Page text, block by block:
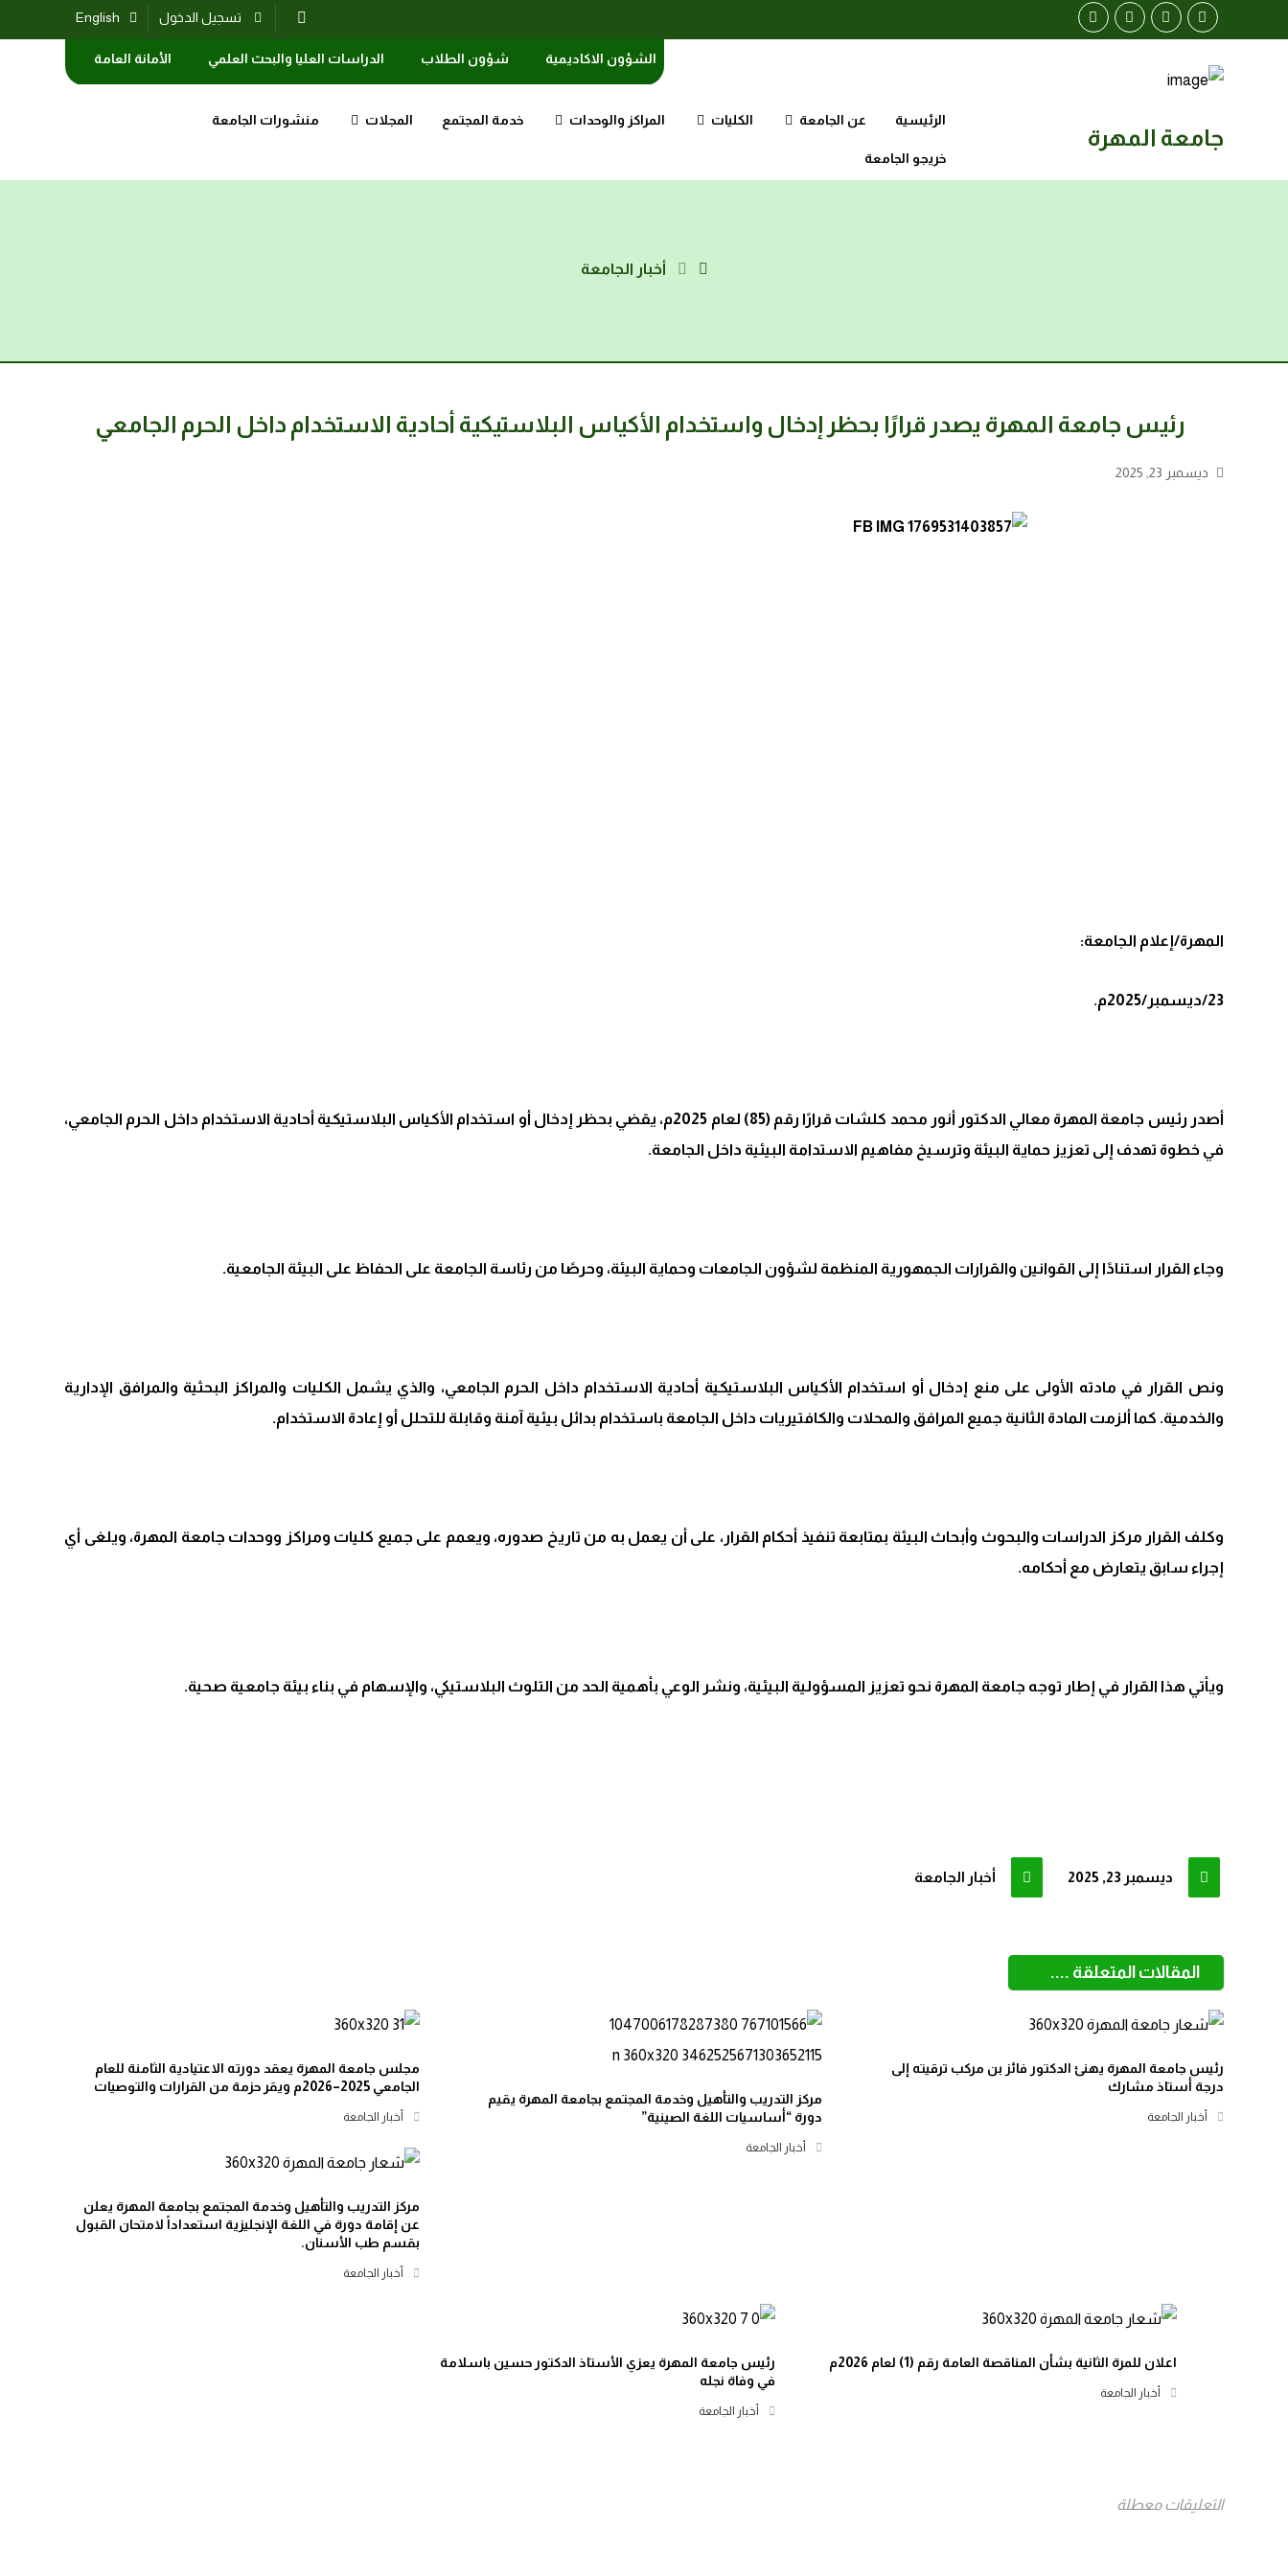
English تسجيل الدخول
الشؤون الاكاديمية شؤون الطلاب الدراسات العليا والبحث العلمي الأمانة العامة
جامعة المهرة
الرئيسية عن الجامعة الكليات المراكز والوحدات خدمة المجتمع المجلات منشورات الجامعة
خريجو الجامعة
أخبار الجامعة
رئيس جامعة المهرة يصدر قرارًا بحظر إدخال واستخدام الأكياس البلاستيكية أحادية الاستخدام داخل الحرم الجامعي
ديسمبر 23, 2025
المهرة/إعلام الجامعة:
23/ديسمبر/2025م.
أصدر رئيس جامعة المهرة معالي الدكتور أنور محمد كلشات قرارًا رقم (85) لعام 2025م، يقضي بحظر إدخال أو استخدام الأكياس البلاستيكية أحادية الاستخدام داخل الحرم الجامعي،
في خطوة تهدف إلى تعزيز حماية البيئة وترسيخ مفاهيم الاستدامة البيئية داخل الجامعة.
وجاء القرار استنادًا إلى القوانين والقرارات الجمهورية المنظمة لشؤون الجامعات وحماية البيئة، وحرصًا من رئاسة الجامعة على الحفاظ على البيئة الجامعية.
ونص القرار في مادته الأولى على منع إدخال أو استخدام الأكياس البلاستيكية أحادية الاستخدام داخل الحرم الجامعي، والذي يشمل الكليات والمراكز البحثية والمرافق الإدارية
والخدمية. كما ألزمت المادة الثانية جميع المرافق والمحلات والكافتيريات داخل الجامعة باستخدام بدائل بيئية آمنة وقابلة للتحلل أو إعادة الاستخدام.
وكلف القرار مركز الدراسات والبحوث وأبحاث البيئة بمتابعة تنفيذ أحكام القرار، على أن يعمل به من تاريخ صدوره، ويعمم على جميع كليات ومراكز ووحدات جامعة المهرة، ويلغى أي
إجراء سابق يتعارض مع أحكامه.
ويأتي هذا القرار في إطار توجه جامعة المهرة نحو تعزيز المسؤولية البيئية، ونشر الوعي بأهمية الحد من التلوث البلاستيكي، والإسهام في بناء بيئة جامعية صحية.
ديسمبر 23, 2025 أخبار الجامعة
المقالات المتعلقة ....
رئيس جامعة المهرة يهنئ الدكتور فائز بن مركب ترقيته إلى
درجة أستاذ مشارك
أخبار الجامعة
مركز التدريب والتأهيل وخدمة المجتمع بجامعة المهرة يقيم
دورة “أساسيات اللغة الصينية”
أخبار الجامعة
مجلس جامعة المهرة يعقد دورته الاعتيادية الثامنة للعام
الجامعي 2025–2026م ويقر حزمة من القرارات والتوصيات
أخبار الجامعة
مركز التدريب والتأهيل وخدمة المجتمع بجامعة المهرة يعلن
عن إقامة دورة في اللغة الإنجليزية استعداداً لامتحان القبول
بقسم طب الأسنان.
أخبار الجامعة
اعلان للمرة الثانية بشأن المناقصة العامة رقم (1) لعام 2026م
أخبار الجامعة
رئيس جامعة المهرة يعزي الأستاذ الدكتور حسين باسلامة
في وفاة نجله
أخبار الجامعة
التعليقات معطلة